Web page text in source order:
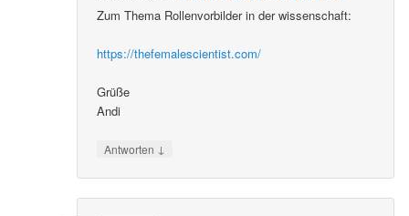
Zum Thema Rollenvorbilder in der wissenschaft:
https://thefemalescientist.com/
Grüße
Andi
Antworten ↓